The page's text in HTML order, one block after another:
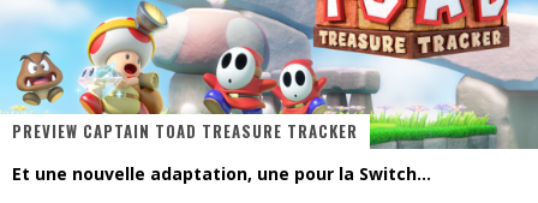
Star Fox
PsyRiver 2026 : la magie revient sur les rives de l’Aar
« MOFUSAND / Parler Japonais » – Des Expressions Pratiques !
« Dr Wertham / L’homme qui étudia les tueurs en série » - Un Métier à Risque !
PREVIEW CAPTAIN TOAD TREASURE TRACKER
Et une nouvelle adaptation, une pour la Switch…